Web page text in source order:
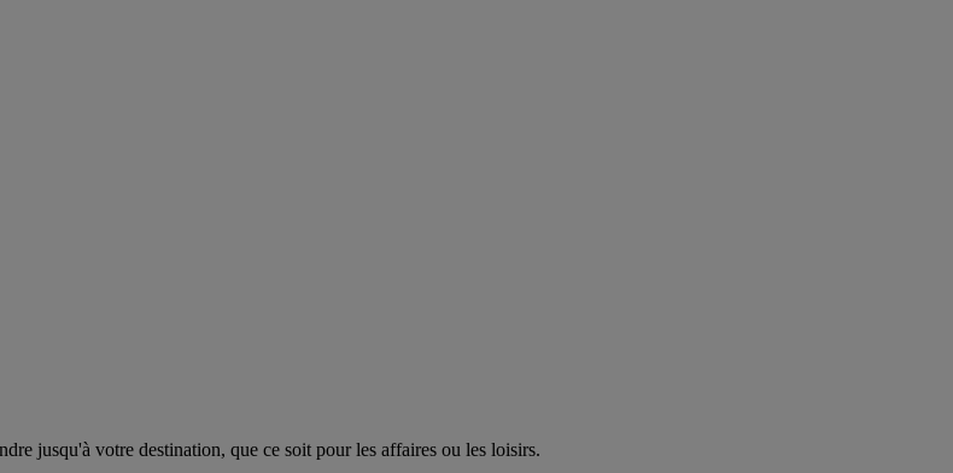
jusqu'à votre destination, que ce soit pour les affaires ou les loisirs.